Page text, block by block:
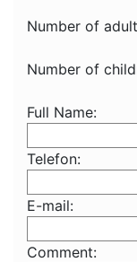
Number of
Number of
Full Name:
Telefon:
E-mail:
Comment: